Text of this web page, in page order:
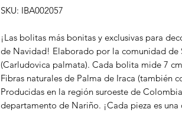
SKU: IBA002057
¡Las bolitas más bonitas y exclusivas para
de Navidad! Elaborado por la comunidad de
(Carludovica palmata). Cada bolita mide 7
Fibras naturales de Palma de Iraca (también
Producidas en la región suroeste de
departamento de Nariño. ¡Cada pieza es